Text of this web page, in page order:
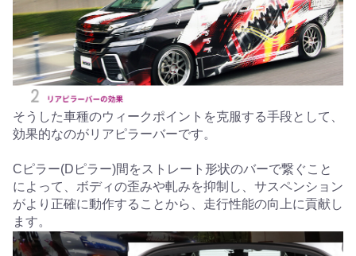
そうした車種のウィークポイントを克服する手段として、
効果的なのがリアピラーバーです。
Cピラー(Dピラー)間をストレート形状のバーで繋ぐこと
によって、ボディの歪みや軋みを抑制し、サスペンション
がより正確に動作することから、走行性能の向上に貢献し
ます。